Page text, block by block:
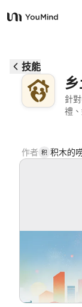
YouMind
使用案例
部落格
技能
針
禮
作者 积 积木的